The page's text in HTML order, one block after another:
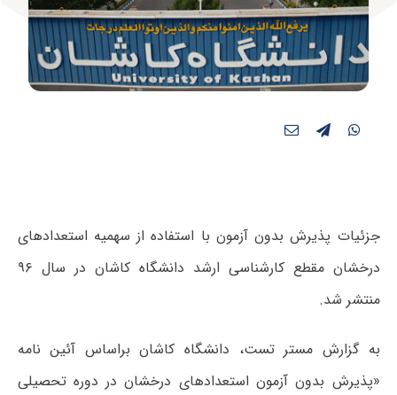
جزئیات پذیرش بدون آزمون با استفاده از سهمیه استعدادهای
درخشان مقطع کارشناسی ارشد دانشگاه کاشان در سال ۹۶
منتشر شد.
به گزارش مستر تست، دانشگاه کاشان براساس آئین نامه
«پذیرش بدون آزمون استعدادهای درخشان در دوره تحصیلی